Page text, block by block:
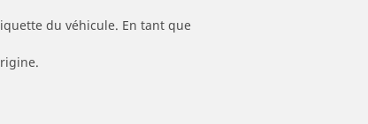
du véhicule. En tant que